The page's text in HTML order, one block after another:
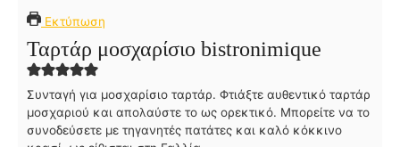
Εκτύπωση
Ταρτάρ μοσχαρίσιο bistronimique
Συνταγή για μοσχαρίσιο ταρτάρ. Φτιάξτε αυθεντικό ταρτάρ
μοσχαριού και απολαύστε το ως ορεκτικό. Μπορείτε να το
συνοδεύσετε με τηγανητές πατάτες και καλό κόκκινο